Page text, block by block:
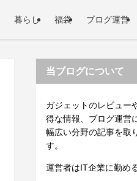
暮らし 福袋 ブログ運営
当ブログについて
ガジェットのレビュー
得な情報、ブログ運営
幅広い分野の記事を取
す。
運営者はIT企業に勤め